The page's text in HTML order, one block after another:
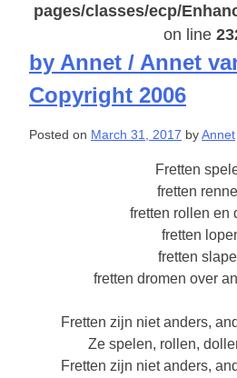
pages/classes/ecp/
on line
by Annet / Annet
Copyright 2006
Posted on March 31, 2017 by Annet
Fretten
fretten
fretten rollen en
fretten
fretten
fretten dromen over
Fretten zijn niet anders,
Ze spelen, rollen,
Fretten zijn niet anders,